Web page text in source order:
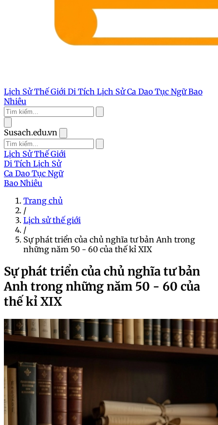
Lịch Sử Thế Giới Di Tích Lịch SửCa Dao Tục NgữBao
Nhiêu
Susach.edu.vn
Lịch Sử Thế Giới
Di Tích Lịch Sử
Ca Dao Tục Ngữ
Bao Nhiêu
Trang chủ
/
Lịch sử thế giới
/
Sự phát triển của chủ nghĩa tư bản Anh trong
những năm 50 - 60 của thế kỉ XIX
Sự phát triển của chủ nghĩa tư bản
Anh trong những năm 50 - 60 của
thế kỉ XIX